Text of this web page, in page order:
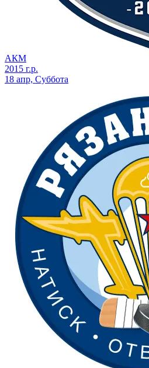
АКМ
2015 г.р.
18 апр, Суббота